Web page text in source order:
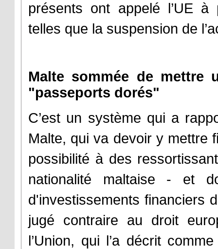
présents ont appelé l’UE
telles que la suspension de
Malte sommée de mettre
"passeports dorés"
C’est un système qui a
Malte, qui va devoir y mettre
possibilité à des
nationalité maltaise - et
d'investissements financiers
jugé contraire au droit
l’Union, qui l’a décrit